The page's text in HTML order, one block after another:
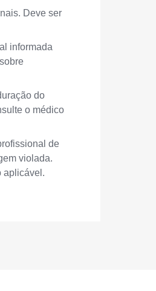
Deve ser
informada
do
o médico
de
violada.
aplicável.